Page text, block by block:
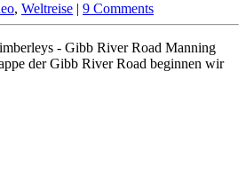
, Weltreise | 9 Comments
- Gibb River Road Manning
der Gibb River Road beginnen wir